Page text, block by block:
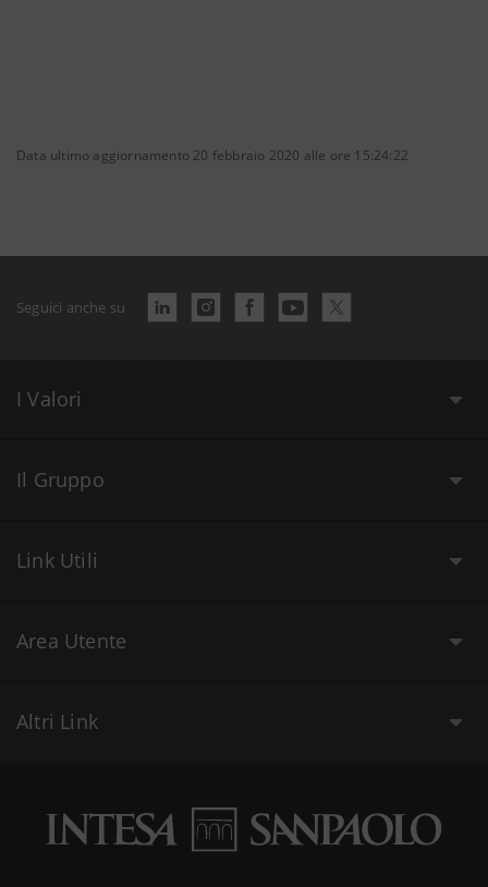
Data ultimo aggiornamento 20 febbraio 2020 alle ore 15:24:22
Seguici anche su
I Valori
Il Gruppo
Link Utili
Area Utente
Altri Link